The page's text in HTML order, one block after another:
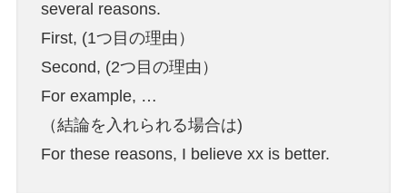
several reasons.
First, (1つ目の理由）
Second, (2つ目の理由）
For example, …
（結論を入れられる場合は)
For these reasons, I believe xx is better.